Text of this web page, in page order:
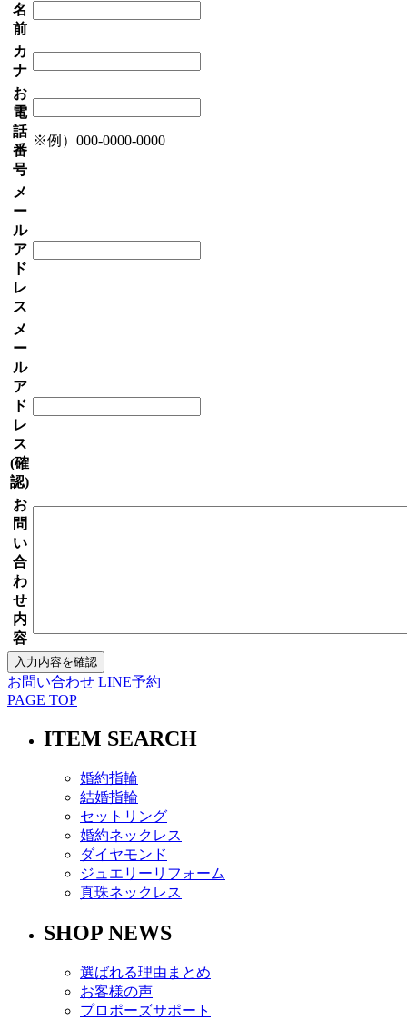
名
前
カ
ナ
お
電
話
番
号
※例）000-0000-0000
メ
ー
ル
ア
ド
レ
ス
メ
ー
ル
ア
ド
レ
ス
(確
認)
お
問
い
合
わ
せ
内
容
お問い合わせ LINE予約
PAGE TOP
ITEM SEARCH
婚約指輪
結婚指輪
セットリング
婚約ネックレス
ダイヤモンド
ジュエリーリフォーム
真珠ネックレス
SHOP NEWS
選ばれる理由まとめ
お客様の声
プロポーズサポート